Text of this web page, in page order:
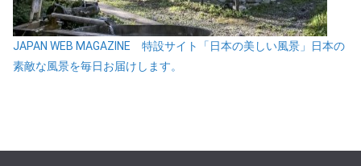
JAPAN WEB MAGAZINE 特設サイト「日本の美しい風景」日本の
素敵な風景を毎日お届けします。